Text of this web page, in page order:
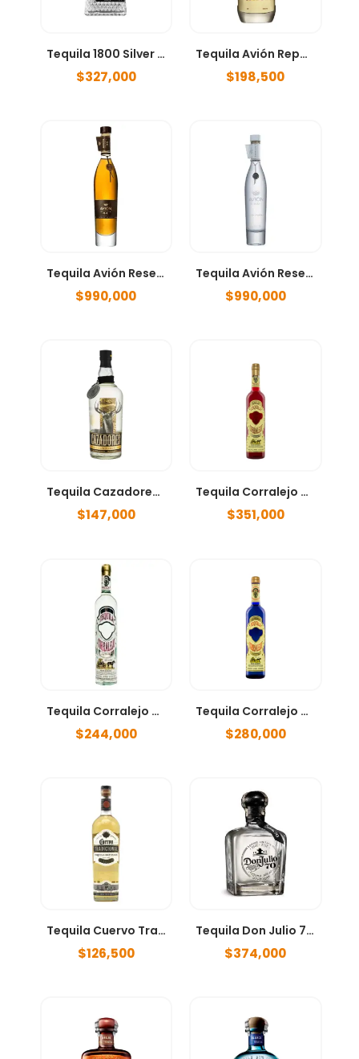
Tequila 1800 Silver Cristalino Añejo 700ml
$327,000
Tequila Avión Reposado 750ml
$198,500
Tequila Avión Reserva 44 750ml
$990,000
Tequila Avión Reserva Cristalino 750ml
$990,000
Tequila Cazadores Añejo Cristalino 750ml
$147,000
Tequila Corralejo Añejo 750ml
$351,000
Tequila Corralejo Blanco 750ml
$244,000
Tequila Corralejo Reposado 750ml
$280,000
Tequila Cuervo Tradicional 750ml
$126,500
Tequila Don Julio 70 Añejo Cristalino 700ml
$374,000